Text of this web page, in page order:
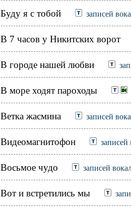
Буду я с тобой записей
В 7 часов у Никитских ворот
В городе нашей любви
В море ходят пароходы
Ветка жасмина записей
Видеомагнитофон записей
Восьмое чудо записей
Вот и встретились мы